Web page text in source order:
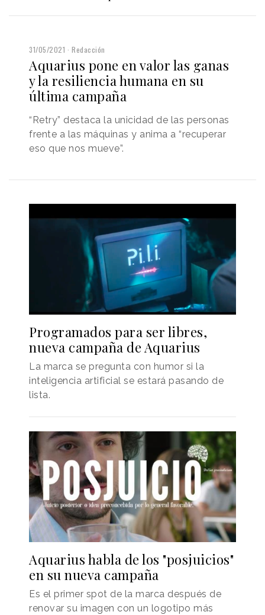
31/05/2021 Redacción
Aquarius pone en valor las ganas
y la resiliencia humana en su
última campaña
“Retry” destaca la unicidad de las personas
frente a las máquinas y anima a “recuperar
eso que nos mueve”.
Programados para ser libres,
nueva campaña de Aquarius
La marca se pregunta con humor si la
inteligencia artificial se estará pasando de
lista.
Aquarius habla de los "posjuicios"
en su nueva campaña
Es el primer spot de la marca después de
renovar su imagen con un logotipo más